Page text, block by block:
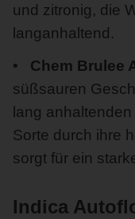
und zitronig, die
langanhaltend.
Chem Brulee
süßsauren
lang
Sorte durch ihre
sorgt für ein
Indica